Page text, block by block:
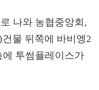
나와 농협중앙회,
물 뒤쪽에 바비엥2
에 투썸플레이스가